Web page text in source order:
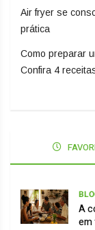
Air fryer se
prática
Como preparar
Confira 4
A
em